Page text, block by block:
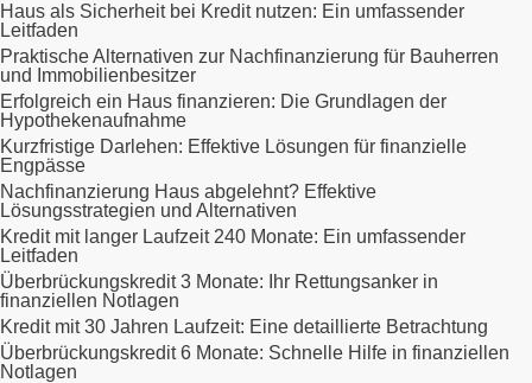
Haus als Sicherheit bei Kredit nutzen: Ein umfassender
Leitfaden
Praktische Alternativen zur Nachfinanzierung für Bauherren
und Immobilienbesitzer
Erfolgreich ein Haus finanzieren: Die Grundlagen der
Hypothekenaufnahme
Kurzfristige Darlehen: Effektive Lösungen für finanzielle
Engpässe
Nachfinanzierung Haus abgelehnt? Effektive
Lösungsstrategien und Alternativen
Kredit mit langer Laufzeit 240 Monate: Ein umfassender
Leitfaden
Überbrückungskredit 3 Monate: Ihr Rettungsanker in
finanziellen Notlagen
Kredit mit 30 Jahren Laufzeit: Eine detaillierte Betrachtung
Überbrückungskredit 6 Monate: Schnelle Hilfe in finanziellen
Notlagen